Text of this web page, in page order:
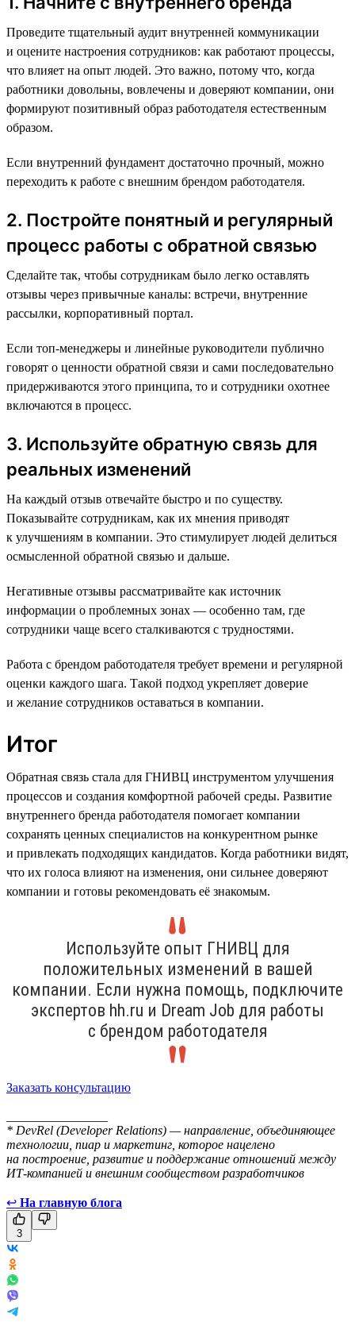
Проведите тщательный аудит внутренней коммуникации
и оцените настроения сотрудников: как работают процессы,
что влияет на опыт людей. Это важно, потому что, когда
работники довольны, вовлечены и доверяют компании, они
формируют позитивный образ работодателя естественным
образом.
Если внутренний фундамент достаточно прочный, можно
переходить к работе с внешним брендом работодателя.
2. Постройте понятный и регулярный
процесс работы с обратной связью
Сделайте так, чтобы сотрудникам было легко оставлять
отзывы через привычные каналы: встречи, внутренние
рассылки, корпоративный портал.
Если топ-менеджеры и линейные руководители публично
говорят о ценности обратной связи и сами последовательно
придерживаются этого принципа, то и сотрудники охотнее
включаются в процесс.
3. Используйте обратную связь для
реальных изменений
На каждый отзыв отвечайте быстро и по существу.
Показывайте сотрудникам, как их мнения приводят
к улучшениям в компании. Это стимулирует людей делиться
осмысленной обратной связью и дальше.
Негативные отзывы рассматривайте как источник
информации о проблемных зонах — особенно там, где
сотрудники чаще всего сталкиваются с трудностями.
Работа с брендом работодателя требует времени и регулярной
оценки каждого шага. Такой подход укрепляет доверие
и желание сотрудников оставаться в компании.
Итог
Обратная связь стала для ГНИВЦ инструментом улучшения
процессов и создания комфортной рабочей среды. Развитие
внутреннего бренда работодателя помогает компании
сохранять ценных специалистов на конкурентном рынке
и привлекать подходящих кандидатов. Когда работники видят,
что их голоса влияют на изменения, они сильнее доверяют
компании и готовы рекомендовать её знакомым.
Используйте опыт ГНИВЦ для
положительных изменений в вашей
компании. Если нужна помощь, подключите
экспертов hh.ru и Dream Job для работы
с брендом работодателя
Заказать консультацию
* DevRel (Developer Relations) — направление, объединяющее
технологии, пиар и маркетинг, которое нацелено
на построение, развитие и поддержание отношений между
ИТ-компанией и внешним сообществом разработчиков
↩ На главную блога
3